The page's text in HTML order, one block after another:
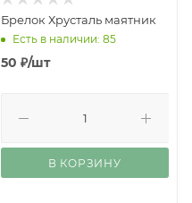
Брелок Хрусталь маятник
Есть в наличии: 85
50 ₽/шт
В КОРЗИНУ